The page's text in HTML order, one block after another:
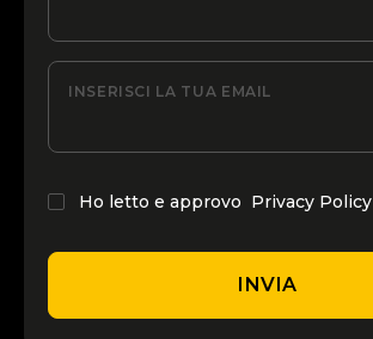
INSERISCI LA TUA EMAIL
Ho letto e approvo Privacy Policy
INVIA